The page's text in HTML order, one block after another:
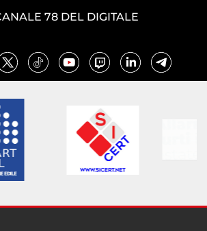
78 DEL DIGITALE